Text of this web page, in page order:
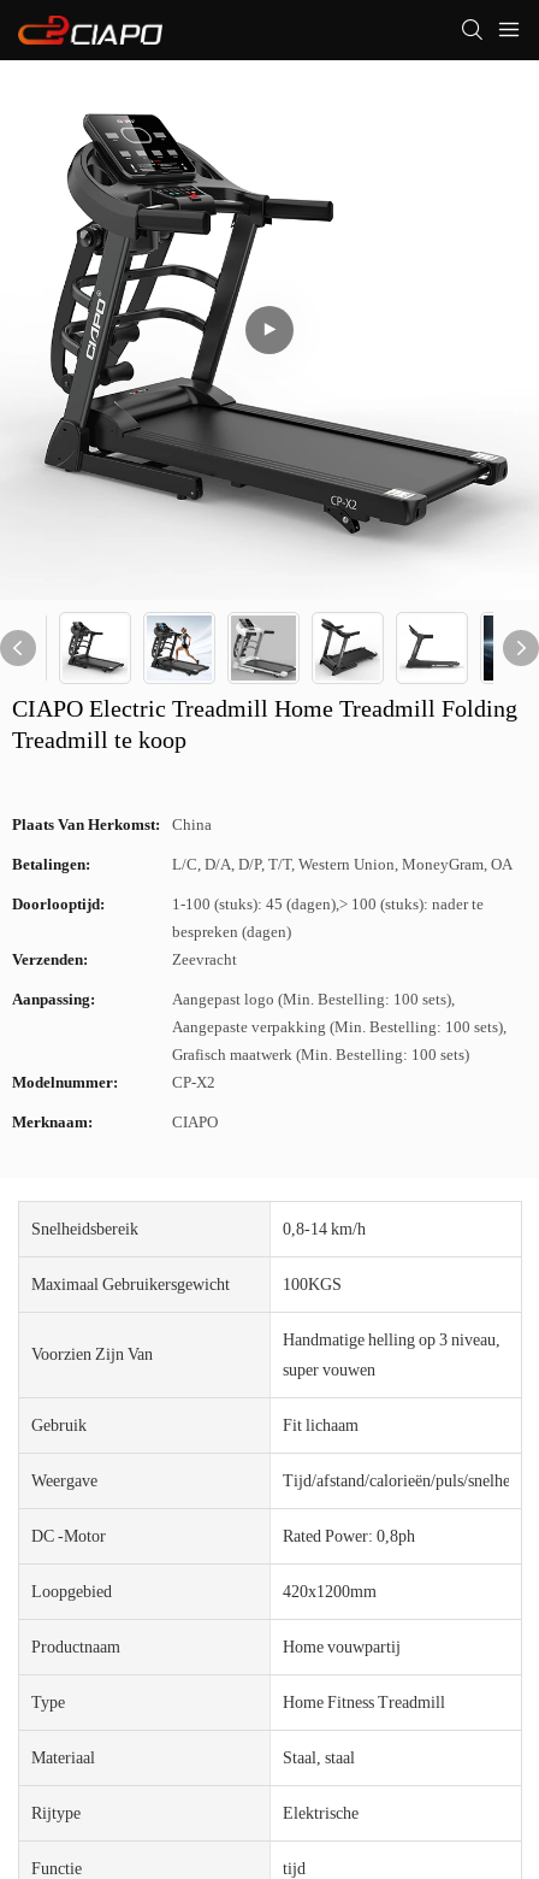
CIAPO Electric Treadmill Home Treadmill Folding
Treadmill te koop
Plaats Van Herkomst: China
Betalingen: L/C, D/A, D/P, T/T, Western Union, MoneyGram, OA
Doorlooptijd:
1-100 (stuks): 45 (dagen),> 100 (stuks): nader te
bespreken (dagen)
Verzenden:
Zeevracht
Aanpassing:
Aangepast logo (Min. Bestelling: 100 sets),
Aangepaste verpakking (Min. Bestelling: 100 sets),
Grafisch maatwerk (Min. Bestelling: 100 sets)
Modelnummer:
CP-X2
Merknaam: CIAPO
Snelheidsbereik 0,8-14 km/h
Maximaal Gebruikersgewicht 100KGS
Voorzien Zijn Van
Handmatige helling op 3 niveau,
super vouwen
Gebruik Fit lichaam
Weergave Tijd/afstand/calorieën/puls/snelheid/
DC -motor Rated Power: 0,8ph
Loopgebied 420x1200mm
Productnaam Home vouwpartij
Type Home Fitness Treadmill
Materiaal Staal, staal
Rijtype Elektrische
Functie tijd